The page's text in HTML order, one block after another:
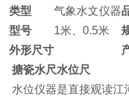
类型
气象水文仪器
型号
1米、0.5米
外形尺寸
搪瓷水尺水位尺
水位仪器是直接观读江